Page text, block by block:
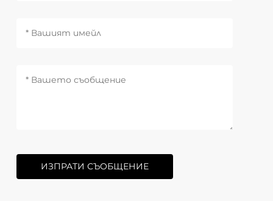
ИЗПРАТИ СЪОБЩЕНИЕ